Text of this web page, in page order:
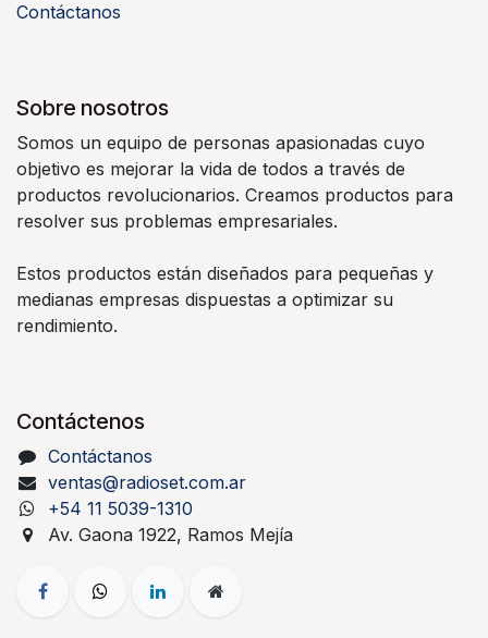
Contáctanos
Sobre nosotros
Somos un equipo de personas apasionadas cuyo
objetivo es mejorar la vida de todos a través de
productos revolucionarios. Creamos productos para
resolver sus problemas empresariales.
Estos productos están diseñados para pequeñas y
medianas empresas dispuestas a optimizar su
rendimiento.
Contáctenos
Contáctanos
ventas@radioset.com.ar
+54 11 5039-1310
Av. Gaona 1922, Ramos Mejía